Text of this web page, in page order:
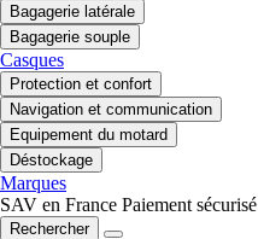
Bagagerie latérale
Bagagerie souple
Casques
Protection et confort
Navigation et communication
Equipement du motard
Déstockage
Marques
SAV en France Paiement sécurisé
Rechercher